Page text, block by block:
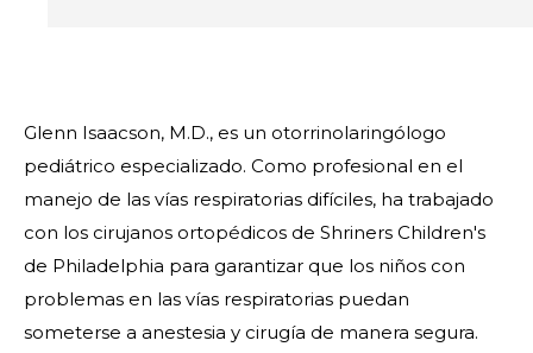
Glenn Isaacson, M.D., es un otorrinolaringólogo
pediátrico especializado. Como profesional en el
manejo de las vías respiratorias difíciles, ha trabajado
con los cirujanos ortopédicos de Shriners Children's
de Philadelphia para garantizar que los niños con
problemas en las vías respiratorias puedan
someterse a anestesia y cirugía de manera segura.